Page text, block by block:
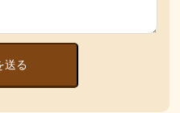
送る